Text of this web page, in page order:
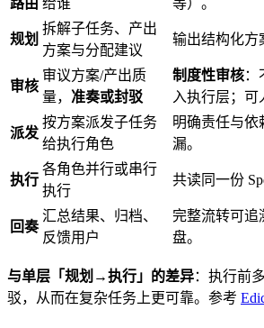
路由 给谁 等）。
规划
拆解子任务、产出
方案与分配建议
输出结构化方
审核
审议方案/产出质
量， 准奏或封驳
制度性审核：
入执行层；可
派发
按方案派发子任务
给执行角色
明确责任与依
漏。
执行
各角色并行或串行
执行
共读同一份
回奏
汇总结果、归档、
反馈用户
完整流转可追
盘。
与单层「规划→执行」的差异：执行前
驳，从而在复杂任务上更可靠。参考